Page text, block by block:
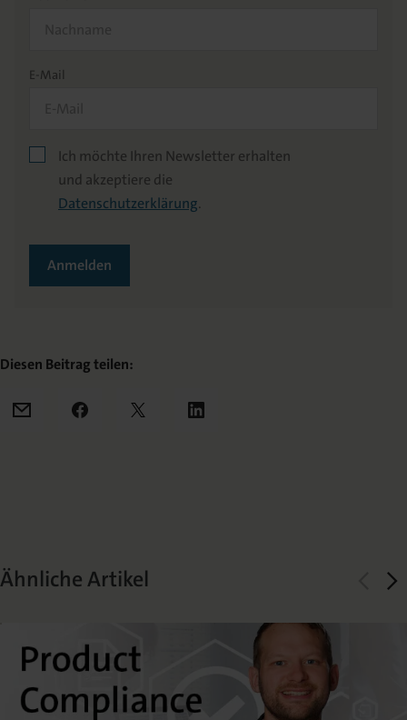
E-Mail
Ich möchte Ihren Newsletter erhalten
und akzeptiere die
Datenschutzerklärung.
Anmelden
Diesen Beitrag teilen:
Mail Facebook
X LinkedIn
Ähnliche Artikel